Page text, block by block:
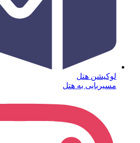
لوکیشن هتل
مسیربابی به هتل